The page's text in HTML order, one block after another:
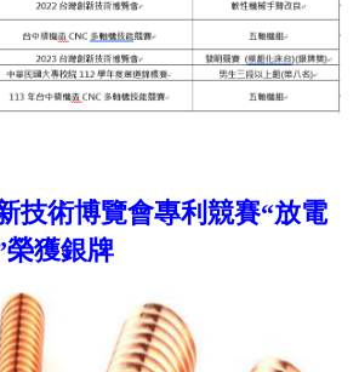
技術博覽會專利競賽“放電
榮獲銀牌